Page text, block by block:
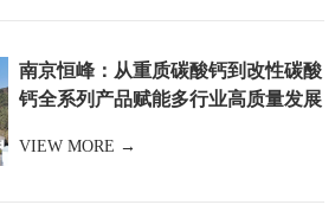
南京恒峰：从重质碳酸钙到改性碳酸
钙全系列产品赋能多行业高质量发展
VIEW MORE →